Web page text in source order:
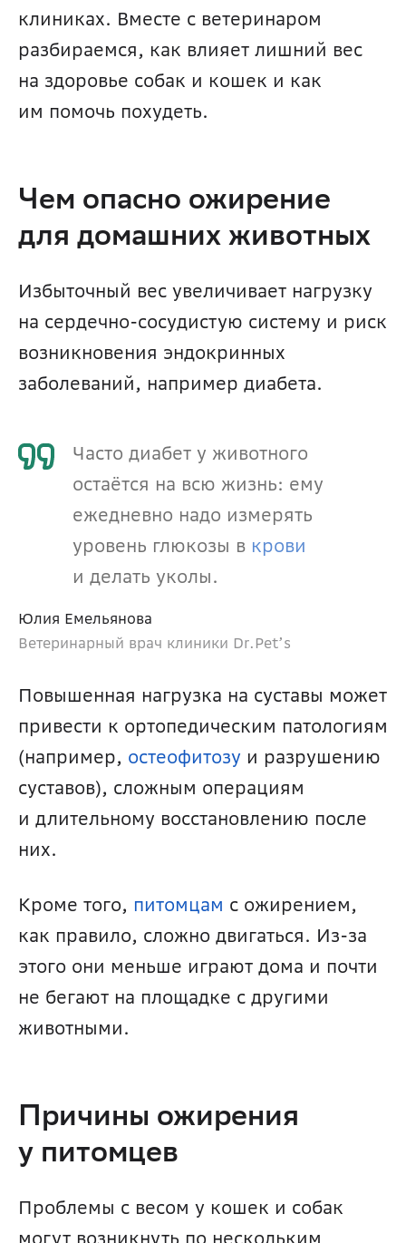
клиниках. Вместе с ветеринаром
разбираемся, как влияет лишний вес
на здоровье собак и кошек и как
им помочь похудеть.
Чем опасно ожирение
для домашних животных
Избыточный вес увеличивает нагрузку
на сердечно-сосудистую систему и риск
возникновения эндокринных
заболеваний, например диабета.
Часто диабет у животного
остаётся на всю жизнь: ему
ежедневно надо измерять
уровень глюкозы в
и делать уколы.
Юлия Емельянова
Ветеринарный врач клиники Dr.Pet’s
Повышенная нагрузка на суставы может
привести к ортопедическим патологиям
(например, остеофитозу и разрушению
суставов), сложным операциям
и длительному восстановлению после
них.
Кроме того, питомцам с ожирением,
как правило, сложно двигаться. Из-за
этого они меньше играют дома и почти
не бегают на площадке с другими
животными.
Причины ожирения
у питомцев
Проблемы с весом у кошек и собак
могут возникнуть по нескольким